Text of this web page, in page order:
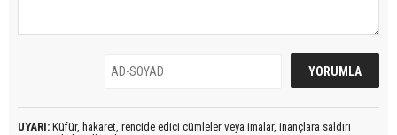
UYARI: Küfür, hakaret, rencide edici cümleler veya imalar, inançlara saldırı